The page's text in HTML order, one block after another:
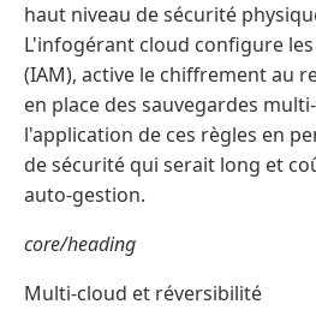
haut niveau de sécurité
L'infogérant cloud configure
(IAM), active le chiffrement au
en place des sauvegardes
l'application de ces règles en
de sécurité qui serait long et
auto-gestion.
core/heading
Multi-cloud et réversibilité